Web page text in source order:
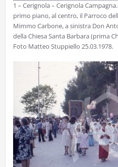
1 – Cerignola – Cerignola
primo piano, al centro, il Parroco
Mimmo Carbone, a sinistra Don
della Chiesa Santa Barbara (prima
Foto Matteo Stuppiello 25.03.1978.